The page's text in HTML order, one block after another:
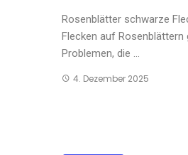
Rosenblätter schwarze
Flecken auf
Problemen, die ...
4. Dezember 2025